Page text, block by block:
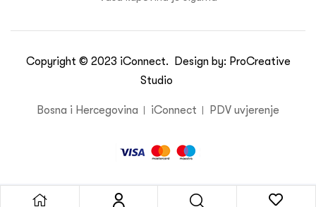
Copyright © 2023 iConnect. Design by: ProCreative
Studio
Bosna i Hercegovina iConnect PDV uvjerenje